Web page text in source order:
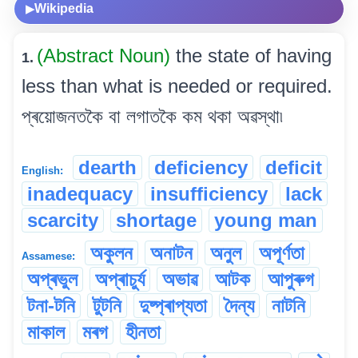
▶Wikipedia
1. (Abstract Noun) the state of having
less than what is needed or required.
প্ৰয়োজনতকৈ বা লগাতকৈ কম থকা অৱস্থা৷
English: dearth deficiency
deficit
inadequacy
insufficiency
lack
scarcity
shortage young man
Assamese: অকুলন অনাটন অনুল
অপূৰ্ণতা
অপ্ৰভুল
অপ্ৰাচুৰ্য অভাৱ আটক
আপুৰুগ
টনা-টনি
টুটনি দুষ্প্ৰাপ্যতা দৈন্য
নাটনি
মাকাল
মৰগ হীনতা